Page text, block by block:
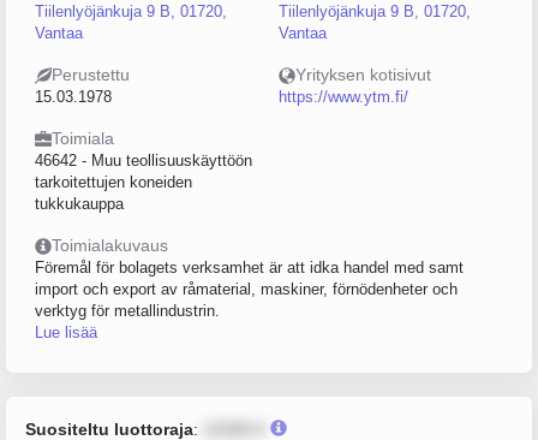
Tiilenlyöjänkuja 9 B, 01720,
Vantaa
Tiilenlyöjänkuja 9 B, 01720,
Vantaa
Perustettu
15.03.1978
Yrityksen kotisivut
https://www.ytm.fi/
Toimiala
46642 - Muu teollisuuskäyttöön
tarkoitettujen koneiden
tukkukauppa
Toimialakuvaus
Föremål för bolagets verksamhet är att idka handel med samt
import och export av råmaterial, maskiner, förnödenheter och
verktyg för metallindustrin.
Lue lisää
Suositeltu luottoraja: